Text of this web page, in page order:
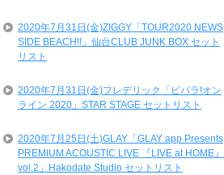
2020年7月31日(金)ZIGGY「TOUR2020 NEWS
SIDE BEACH!!」仙台CLUB JUNK BOX セット
リスト
2020年7月31日(金)フレデリック「ビバラ!オン
ライン 2020」STAR STAGE セットリスト
2020年7月25日(土)GLAY「GLAY app Presents
PREMIUM ACOUSTIC LIVE 『LIVE at HOME』
vol.2」Hakodate Studio セットリスト